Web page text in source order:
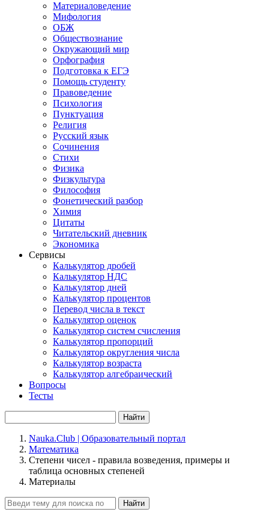
Материаловедение
Мифология
ОБЖ
Обществознание
Окружающий мир
Орфография
Подготовка к ЕГЭ
Помощь студенту
Правоведение
Психология
Пунктуация
Религия
Русский язык
Сочинения
Стихи
Физика
Физкультура
Философия
Фонетический разбор
Химия
Цитаты
Читательский дневник
Экономика
Сервисы
Калькулятор дробей
Калькулятор НДС
Калькулятор дней
Калькулятор процентов
Перевод числа в текст
Калькулятор оценок
Калькулятор систем счисления
Калькулятор пропорций
Калькулятор округления числа
Калькулятор возраста
Калькулятор алгебраический
Вопросы
Тесты
Найти
Nauka.Club | Образовательный портал
Математика
Степени чисел - правила возведения, примеры и
таблица основных степеней
Материалы
Найти